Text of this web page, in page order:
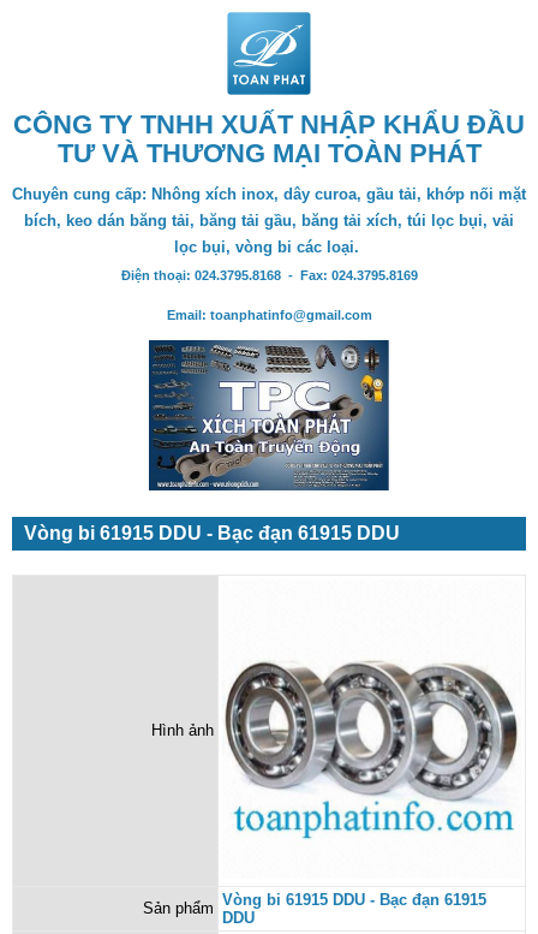
CÔNG TY TNHH XUẤT NHẬP KHẨU ĐẦU
TƯ VÀ THƯƠNG MẠI TOÀN PHÁT
Chuyên cung cấp: Nhông xích inox, dây curoa, gầu tải, khớp nối mặt
bích, keo dán băng tải, băng tải gầu, băng tải xích, túi lọc bụi, vải
lọc bụi, vòng bi các loại.
Điện thoại: 024.3795.8168 - Fax: 024.3795.8169
Email: toanphatinfo@gmail.com
Vòng bi 61915 DDU - Bạc đạn 61915 DDU
Hình ảnh
Sản phẩm Vòng bi 61915 DDU - Bạc đạn 61915
DDU